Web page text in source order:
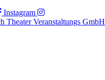
Instagram
Theater Veranstaltungs GmbH